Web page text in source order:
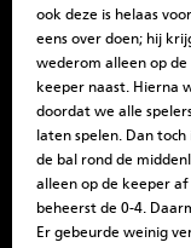
ook deze is helaas
eens over doen; hij
wederom alleen op
keeper naast. Hierna
doordat we alle
laten spelen. Dan
de bal rond de
alleen op de keeper
beheerst de 0-4.
Er gebeurde weinig